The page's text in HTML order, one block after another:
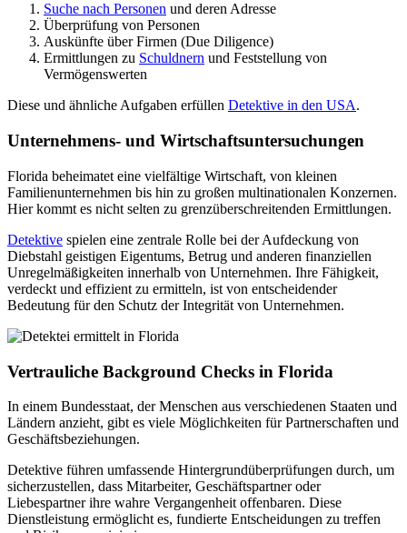
Suche nach Personen und deren Adresse
Überprüfung von Personen
Auskünfte über Firmen (Due Diligence)
Ermittlungen zu Schuldnern und Feststellung von
Vermögenswerten
Diese und ähnliche Aufgaben erfüllen Detektive in den USA.
Unternehmens- und Wirtschaftsuntersuchungen
Florida beheimatet eine vielfältige Wirtschaft, von kleinen
Familienunternehmen bis hin zu großen multinationalen Konzernen.
Hier kommt es nicht selten zu grenzüberschreitenden Ermittlungen.
Detektive spielen eine zentrale Rolle bei der Aufdeckung von
Diebstahl geistigen Eigentums, Betrug und anderen finanziellen
Unregelmäßigkeiten innerhalb von Unternehmen. Ihre Fähigkeit,
verdeckt und effizient zu ermitteln, ist von entscheidender
Bedeutung für den Schutz der Integrität von Unternehmen.
Vertrauliche Background Checks in Florida
In einem Bundesstaat, der Menschen aus verschiedenen Staaten und
Ländern anzieht, gibt es viele Möglichkeiten für Partnerschaften und
Geschäftsbeziehungen.
Detektive führen umfassende Hintergrundüberprüfungen durch, um
sicherzustellen, dass Mitarbeiter, Geschäftspartner oder
Liebespartner ihre wahre Vergangenheit offenbaren. Diese
Dienstleistung ermöglicht es, fundierte Entscheidungen zu treffen